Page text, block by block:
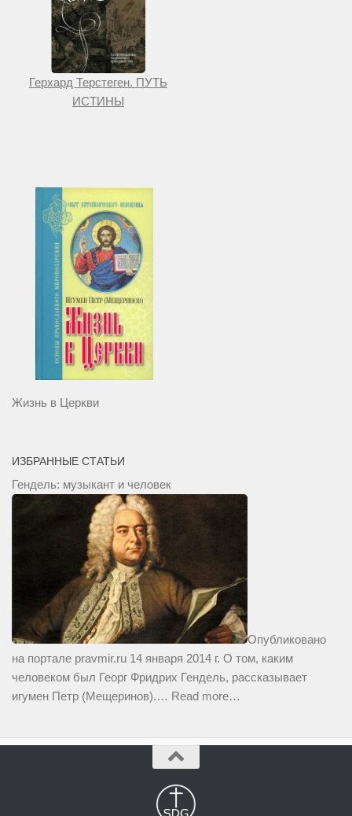
Герхард Терстеген. ПУТЬ
ИСТИНЫ
Жизнь в Церкви
ИЗБРАННЫЕ СТАТЬИ
Гендель: музыкант и человек
Опубликовано
на портале pravmir.ru 14 января 2014 г. О том, каким
человеком был Георг Фридрих Гендель, рассказывает
игумен Петр (Мещеринов).… Read more…